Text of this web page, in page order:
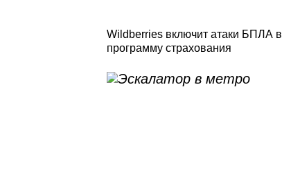
Wildberries включит атаки БПЛА в
программу страхования